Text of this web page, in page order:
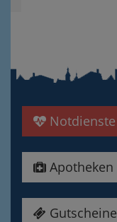
Notdienste
Apotheken
Gutscheine